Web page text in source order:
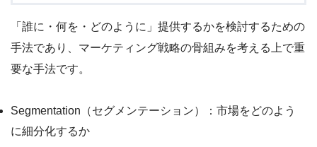
「誰に・何を・どのように」提供するかを検討するための
手法であり、マーケティング戦略の骨組みを考える上で重
要な手法です。
Segmentation（セグメンテーション）：市場をどのよう
に細分化するか